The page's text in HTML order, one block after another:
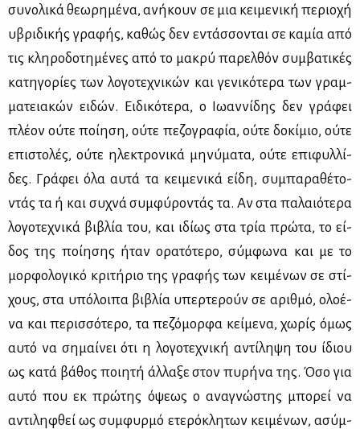
συ­νο­λι­κά θε­ω­ρη­μέ­να, ανή­κουν σε μια κει­με­νι­κή πε­ριο­χή
υβρι­δι­κής γρα­φής, κα­θώς δεν εντάσ­σο­νται σε κα­μία από
τις κλη­ρο­δο­τη­μέ­νες από το μα­κρύ πα­ρελ­θόν συμ­βα­τι­κές
κα­τη­γο­ρί­ες των λο­γο­τε­χνι­κών και γε­νι­κό­τε­ρα των γραμ­
μα­τεια­κών ει­δών. Ει­δι­κό­τε­ρα, ο Ιω­αν­νί­δης δεν γρά­φει
πλέ­ον ού­τε ποί­η­ση, ού­τε πε­ζο­γρα­φία, ού­τε δο­κί­μιο, ού­τε
επι­στο­λές, ού­τε ηλε­κτρο­νι­κά μη­νύ­μα­τα, ού­τε επι­φυλ­λί­
δες. Γρά­φει όλα αυ­τά τα κει­με­νι­κά εί­δη, συ­μπα­ρα­θέ­το­
ντάς τα ή και συ­χνά συμ­φύ­ρο­ντάς τα. Αν στα πα­λαιό­τε­ρα
λο­γο­τε­χνι­κά βι­βλία του, και ιδί­ως στα τρία πρώ­τα, το εί­
δος της ποί­η­σης ήταν ορα­τό­τε­ρο, σύμ­φω­να και με το
μορ­φο­λο­γι­κό κρι­τή­ριο της γρα­φής των κει­μέ­νων σε στί­
χους, στα υπό­λοι­πα βι­βλία υπερ­τε­ρούν σε αριθ­μό, ολο­έ­
να και πε­ρισ­σό­τε­ρο, τα πε­ζό­μορ­φα κεί­με­να, χω­ρίς όμως
αυ­τό να ση­μαί­νει ότι η λο­γο­τε­χνι­κή αντί­λη­ψη του ίδιου
ως κα­τά βά­θος ποι­η­τή άλ­λα­ξε στον πυ­ρή­να της. Όσο για
αυ­τό που εκ πρώ­της όψε­ως ο ανα­γνώ­στης μπο­ρεί να
αντι­λη­φθεί ως συμ­φυρ­μό ετε­ρό­κλη­των κει­μέ­νων, ασύμ­